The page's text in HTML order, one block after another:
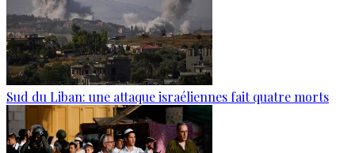
Sud du Liban: une attaque israéliennes fait quatre morts